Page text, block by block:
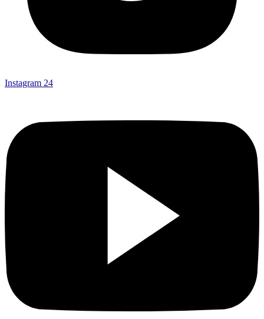
Instagram 24